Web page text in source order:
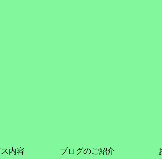
内容 ブログのご紹介